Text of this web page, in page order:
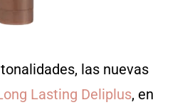
las nuevas
Lasting Deliplus, en